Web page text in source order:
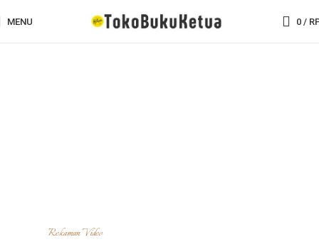
MENU 0 /
Rekaman Video